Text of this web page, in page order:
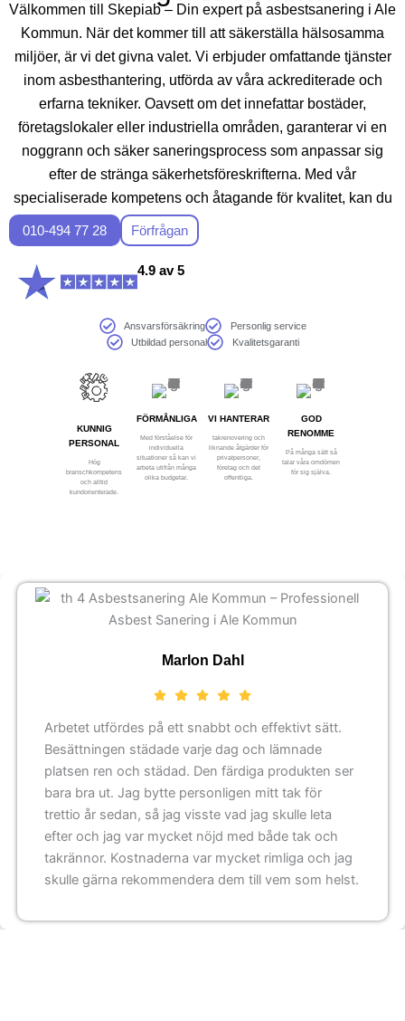
Välkommen till Skepiab – Din expert på asbestsanering i Ale
Kommun. När det kommer till att säkerställa hälsosamma
miljöer, är vi det givna valet. Vi erbjuder omfattande tjänster
inom asbesthantering, utförda av våra ackrediterade och
erfarna tekniker. Oavsett om det innefattar bostäder,
företagslokaler eller industriella områden, garanterar vi en
noggrann och säker saneringsprocess som anpassar sig
efter de stränga säkerhetsföreskrifterna. Med vår
specialiserade kompetens och åtagande för kvalitet, kan du
lita på ditt projekt är i god omvårdnad med Skepiab. Ta
kontakt idag för vägledning och en gratis bedömning.
010-494 77 28 Förfrågan
4.9 av 5
Ansvarsförsäkring
Personlig service
Utbildad personal
Kvalitetsgaranti
KUNNIG
PERSONAL
Hög
branschkompetens
och alltid
kundorienterade.
FÖRMÅNLIGA
Med förståelse för
individuella
situationer så kan vi
arbeta utifrån många
olika budgetar.
VI HANTERAR
takrenovering och
liknande åtgärder för
privatpersoner,
företag och det
offentliga.
GOD
RENOMME
På många sätt så
talar våra omdömen
för sig själva.
Marlon Dahl
Arbetet utfördes på ett snabbt och effektivt sätt.
Besättningen städade varje dag och lämnade
platsen ren och städad. Den färdiga produkten ser
bara bra ut. Jag bytte personligen mitt tak för
trettio år sedan, så jag visste vad jag skulle leta
efter och jag var mycket nöjd med både tak och
takrännor. Kostnaderna var mycket rimliga och jag
skulle gärna rekommendera dem till vem som helst.